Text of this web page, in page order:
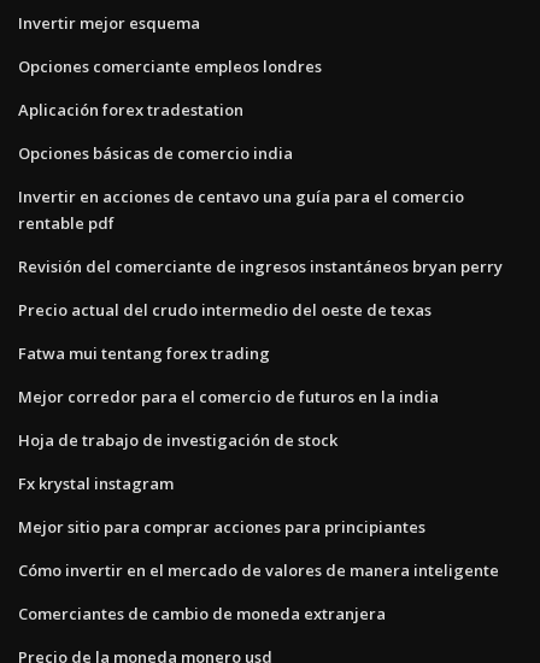
Invertir mejor esquema
Opciones comerciante empleos londres
Aplicación forex tradestation
Opciones básicas de comercio india
Invertir en acciones de centavo una guía para el comercio
rentable pdf
Revisión del comerciante de ingresos instantáneos bryan perry
Precio actual del crudo intermedio del oeste de texas
Fatwa mui tentang forex trading
Mejor corredor para el comercio de futuros en la india
Hoja de trabajo de investigación de stock
Fx krystal instagram
Mejor sitio para comprar acciones para principiantes
Cómo invertir en el mercado de valores de manera inteligente
Comerciantes de cambio de moneda extranjera
Precio de la moneda monero usd